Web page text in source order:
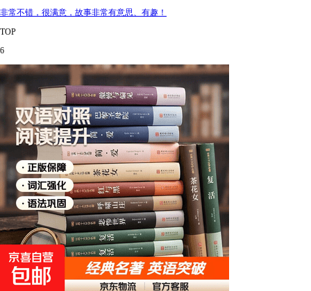
非常不错，很满意，故事非常有意思、有趣！
TOP
6